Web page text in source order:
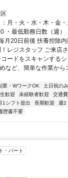
上井草北口徒歩約17
月・火・水・木・金
・最低勤務日数（週）
月20日前後 扶養控除内
レジスタッフ ご来店
ードをスキャンする
など、簡単な作業から
業・WワークOK 土日祝の
歓迎 未経験者歓迎 交通
1シフト提出 長期歓迎 週2
歴書不要
・パート